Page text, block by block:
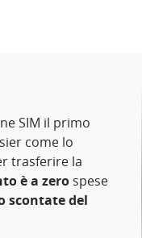
SIM il primo
come lo
trasferire la
è a zero spese
scontate del